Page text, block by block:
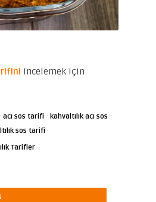
incelemek için
· acı sos tarifi · kahvaltılık acı sos ·
sos tarifi
Tarifler